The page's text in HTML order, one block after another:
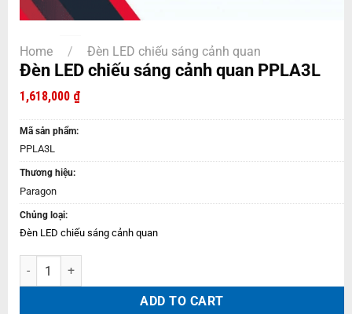
Home / Đèn LED chiếu sáng cảnh quan
Đèn LED chiếu sáng cảnh quan PPLA3L
1,618,000 ₫
Mã sản phẩm:
PPLA3L
Thương hiệu:
Paragon
Chủng loại:
Đèn LED chiếu sáng cảnh quan
Đèn LED chiếu sáng cảnh quan PPLA3L quantity
ADD TO CART